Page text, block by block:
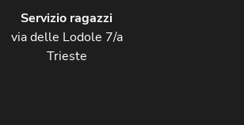
Servizio ragazzi
via delle Lodole 7/a
Trieste